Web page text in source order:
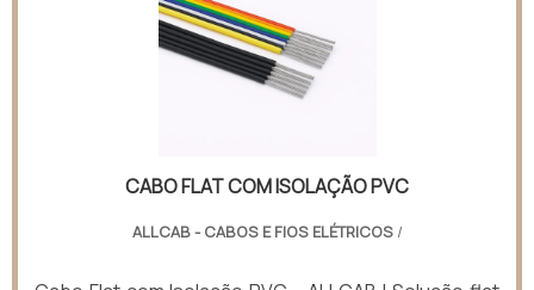
CABO FLAT COM ISOLAÇÃO PVC
ALLCAB - CABOS E FIOS ELÉTRICOS/